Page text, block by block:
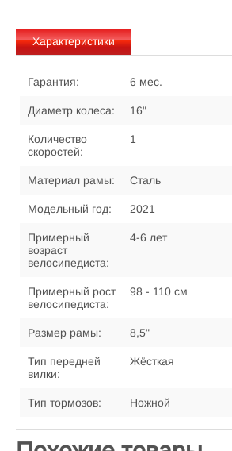
Характеристики
Гарантия: 6 мес.
Диаметр колеса: 16"
Количество
скоростей:
1
Материал рамы: Сталь
Модельный год: 2021
Примерный
возраст
велосипедиста:
4-6 лет
Примерный рост
велосипедиста:
98 - 110 см
Размер рамы: 8,5"
Тип передней
вилки:
Жёсткая
Тип тормозов: Ножной